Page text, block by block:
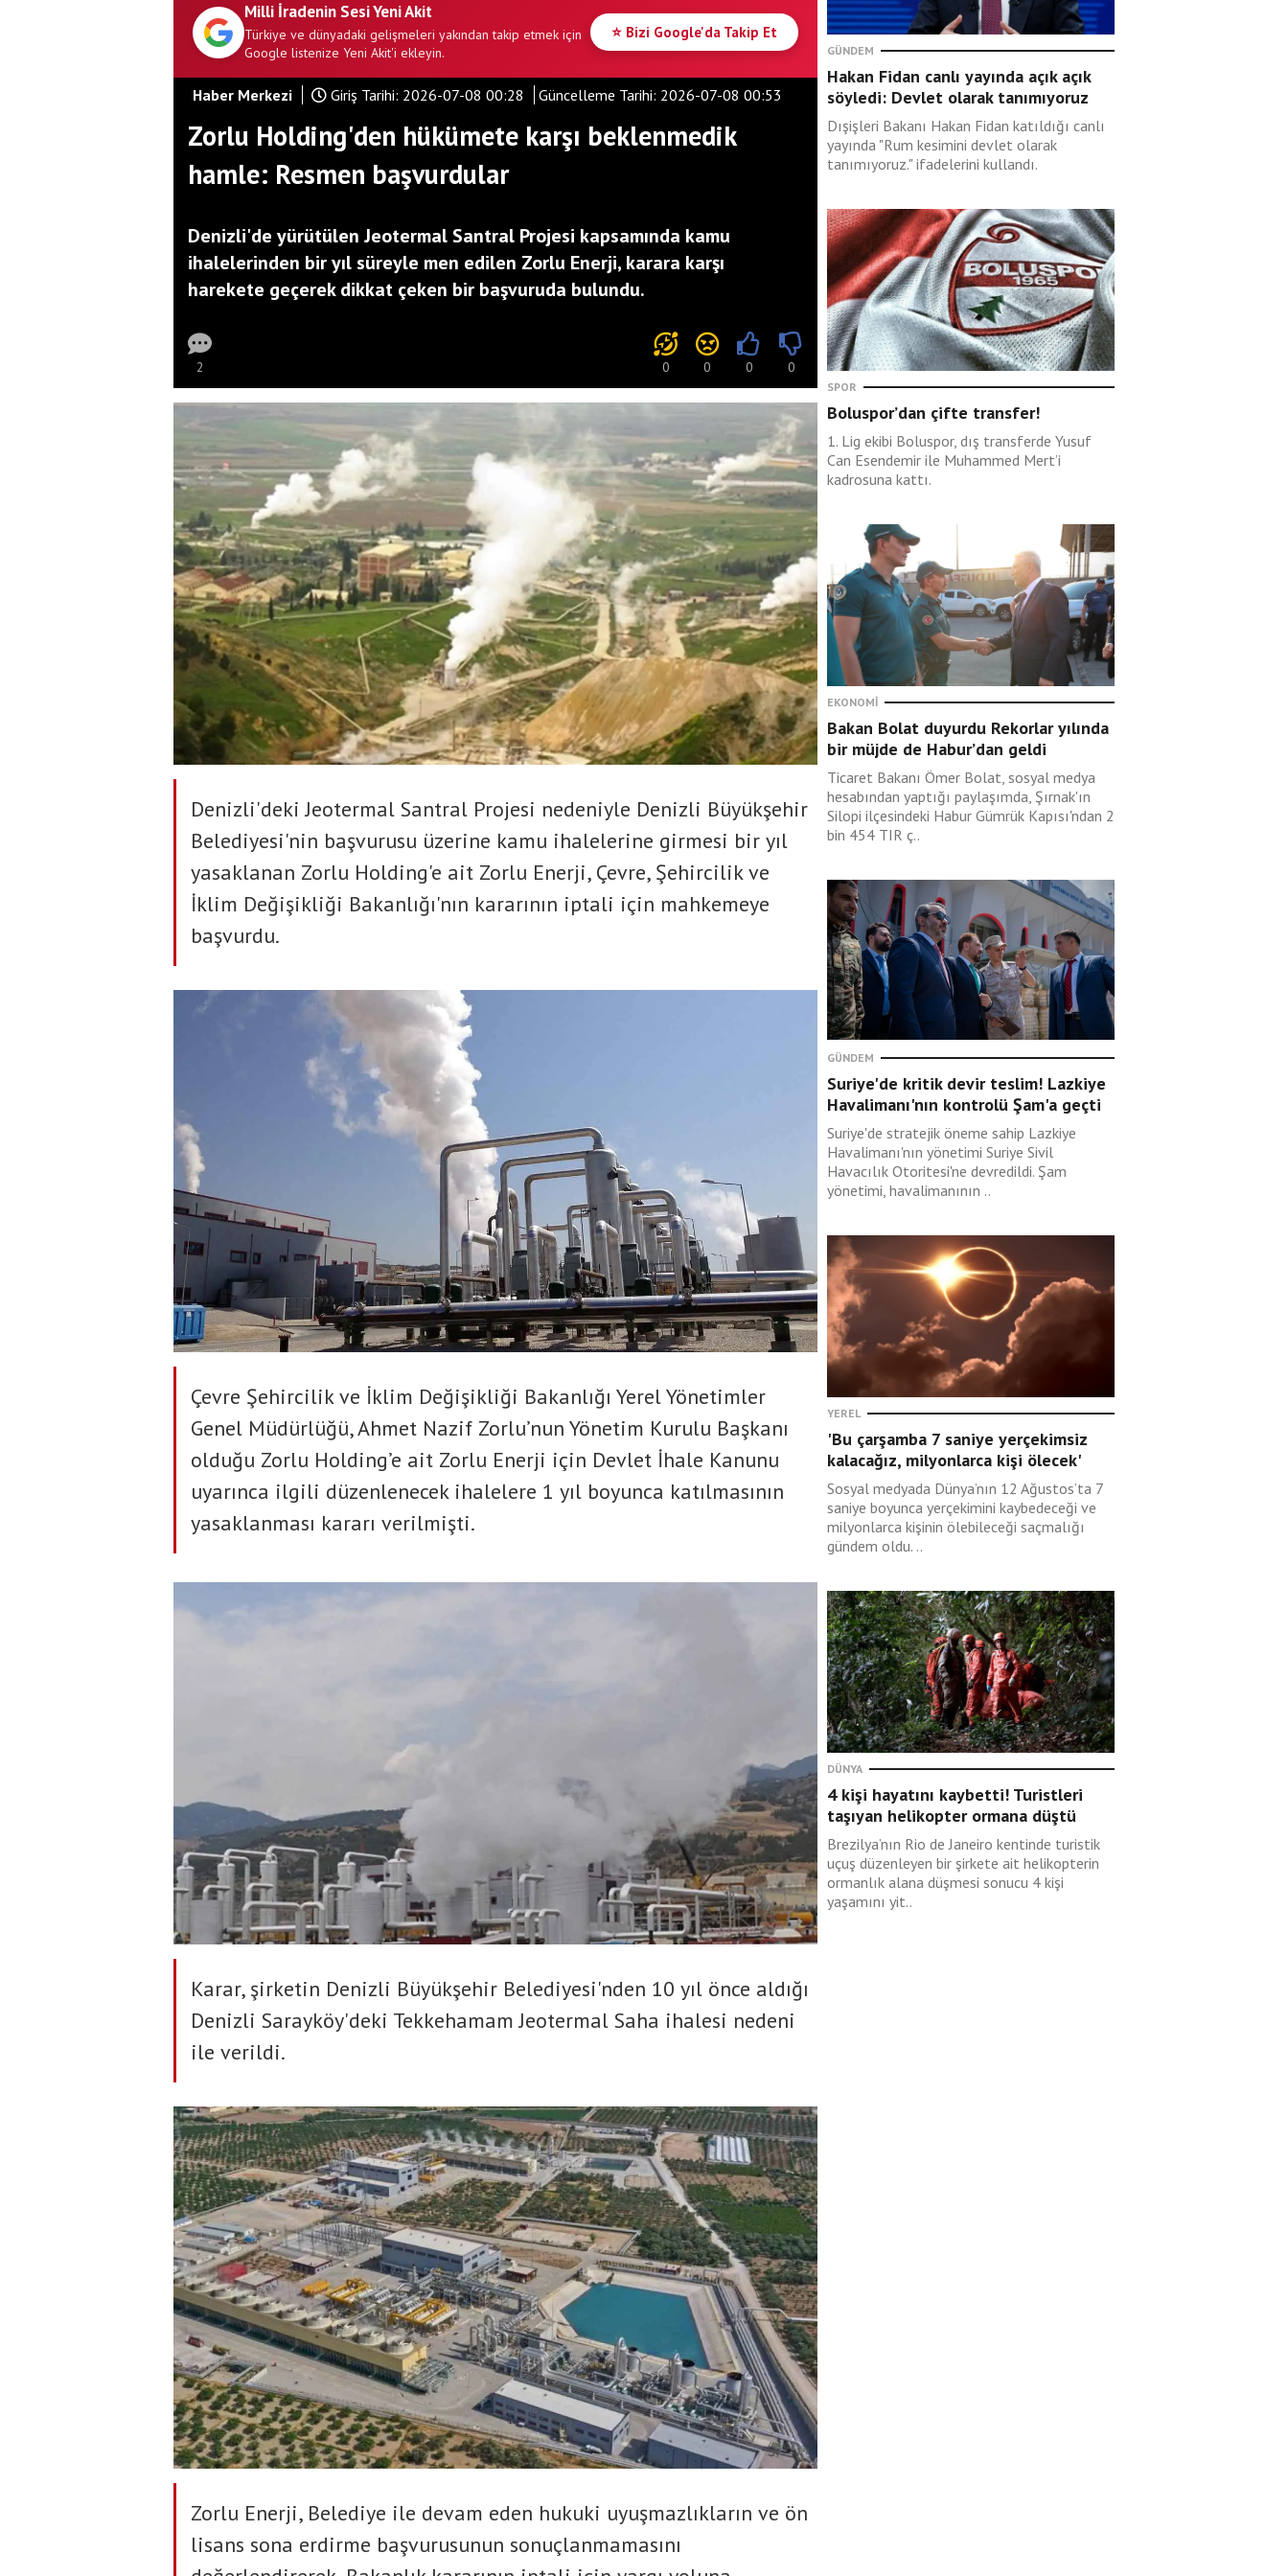
Milli İradenin Sesi Yeni Akit
Türkiye ve dünyadaki gelişmeleri yakından takip etmek için
Google listenize Yeni Akit'i ekleyin.
⭐ Bizi Google'da Takip Et
Haber Merkezi Giriş Tarihi: 2026-07-08 00:28 Güncelleme Tarihi: 2026-07-08 00:53
Zorlu Holding'den hükümete karşı beklenmedik
hamle: Resmen başvurdular
Denizli'de yürütülen Jeotermal Santral Projesi kapsamında kamu
ihalelerinden bir yıl süreyle men edilen Zorlu Enerji, karara karşı
harekete geçerek dikkat çeken bir başvuruda bulundu.
2 0 0 0 0
Denizli'deki Jeotermal Santral Projesi nedeniyle Denizli Büyükşehir
Belediyesi'nin başvurusu üzerine kamu ihalelerine girmesi bir yıl
yasaklanan Zorlu Holding'e ait Zorlu Enerji, Çevre, Şehircilik ve
İklim Değişikliği Bakanlığı'nın kararının iptali için mahkemeye
başvurdu.
Çevre Şehircilik ve İklim Değişikliği Bakanlığı Yerel Yönetimler
Genel Müdürlüğü, Ahmet Nazif Zorlu’nun Yönetim Kurulu Başkanı
olduğu Zorlu Holding’e ait Zorlu Enerji için Devlet İhale Kanunu
uyarınca ilgili düzenlenecek ihalelere 1 yıl boyunca katılmasının
yasaklanması kararı verilmişti.
Karar, şirketin Denizli Büyükşehir Belediyesi'nden 10 yıl önce aldığı
Denizli Sarayköy'deki Tekkehamam Jeotermal Saha ihalesi nedeni
ile verildi.
Zorlu Enerji, Belediye ile devam eden hukuki uyuşmazlıkların ve ön
lisans sona erdirme başvurusunun sonuçlanmamasını
GÜNDEM
Hakan Fidan canlı yayında açık açık
söyledi: Devlet olarak tanımıyoruz
Dışişleri Bakanı Hakan Fidan katıldığı canlı
yayında "Rum kesimini devlet olarak
tanımıyoruz." ifadelerini kullandı.
SPOR
Boluspor’dan çifte transfer!
1. Lig ekibi Boluspor, dış transferde Yusuf
Can Esendemir ile Muhammed Mert’i
kadrosuna kattı.
EKONOMI
Bakan Bolat duyurdu Rekorlar yılında
bir müjde de Habur’dan geldi
Ticaret Bakanı Ömer Bolat, sosyal medya
hesabından yaptığı paylaşımda, Şırnak'ın
Silopi ilçesindeki Habur Gümrük Kapısı'ndan 2
bin 454 TIR ç..
GÜNDEM
Suriye'de kritik devir teslim! Lazkiye
Havalimanı'nın kontrolü Şam'a geçti
Suriye'de stratejik öneme sahip Lazkiye
Havalimanı'nın yönetimi Suriye Sivil
Havacılık Otoritesi'ne devredildi. Şam
yönetimi, havalimanının ..
YEREL
'Bu çarşamba 7 saniye yerçekimsiz
kalacağız, milyonlarca kişi ölecek'
Sosyal medyada Dünya’nın 12 Ağustos’ta 7
saniye boyunca yerçekimini kaybedeceği ve
milyonlarca kişinin ölebileceği saçmalığı
gündem oldu. ..
DÜNYA
4 kişi hayatını kaybetti! Turistleri
taşıyan helikopter ormana düştü
Brezilya’nın Rio de Janeiro kentinde turistik
uçuş düzenleyen bir şirkete ait helikopterin
ormanlık alana düşmesi sonucu 4 kişi
yaşamını yit..